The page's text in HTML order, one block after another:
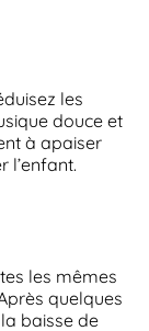
les
douce et
à apaiser
l’enfant.
les mêmes
quelques
baisse de